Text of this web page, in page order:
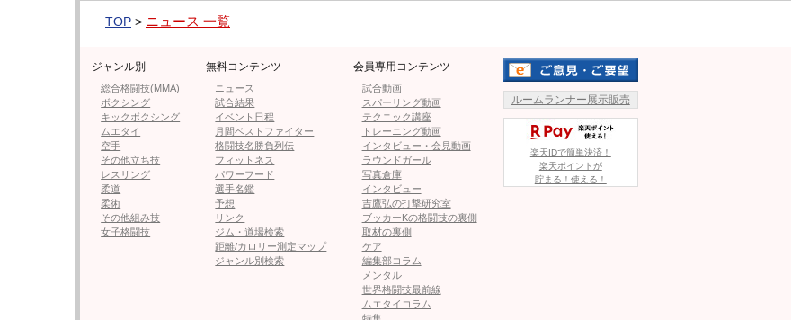
・【フォト】アキラが怒涛の鉄槌連打！”モンスター級”バキバキボディも
・【UFC】鶴屋怜、対戦相手が緊急変更！3連敗から復活のグルレーと再起戦へ＝5.30
・【KNOCK OUT】レオナ・ぺタス、初参戦でホーストカップ王者と激突！「僕が出ることが
インパクト」
・9頭身RQ、大手IT勤務グラドル、バレエ入賞の美女ら4人が集結へ！キックボクシング大会彩
・ジェイク・ポール婚約者、腹筋のぞく真紅の大あきドレス姿！「メインより注目」の声
TOP > ニュース 一覧
ジャンル別
総合格闘技(MMA)
ボクシング
キックボクシング
ムエタイ
空手
その他立ち技
レスリング
柔道
柔術
その他組み技
女子格闘技
無料コンテンツ
ニュース
試合結果
イベント日程
月間ベストファイター
格闘技名勝負列伝
フィットネス
パワーフード
選手名鑑
予想
リンク
ジム・道場検索
距離/カロリー測定マップ
ジャンル別検索
会員専用コンテンツ
試合動画
スパーリング動画
テクニック講座
トレーニング動画
インタビュー・会見動画
ラウンドガール
写真倉庫
インタビュー
吉鷹弘の打撃研究室
ブッカーKの格闘技の裏側
取材の裏側
ケア
編集部コラム
メンタル
世界格闘技最前線
ムエタイコラム
ルームランナー展示販売
楽天IDで簡単決済！
楽天ポイントが
貯まる！使える！